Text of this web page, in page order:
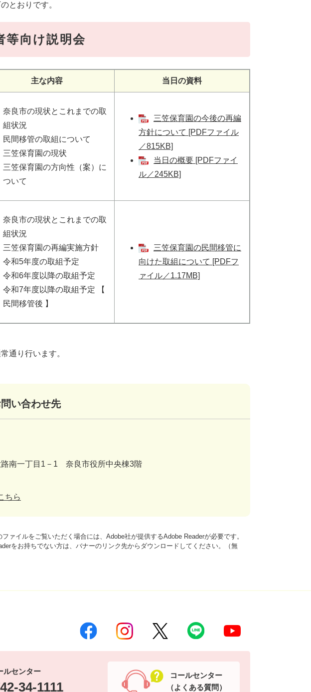
とおりです。
等向け説明会
主な内容 当日の資料
奈良市の現状とこれまでの取
組状況
民間移管の取組について
三笠保育園の現状
三笠保育園の方向性（案）に
ついて
三笠保育園の今後の再編
方針について [PDFファイル
／815KB]
当日の概要 [PDFファイ
ル／245KB]
奈良市の現状とこれまでの取
組状況
三笠保育園の再編実施方針
令和5年度の取組予定
令和6年度以降の取組予定
令和7年度以降の取組予定 【
民間移管後 】
三笠保育園の民間移管に
向けた取組について [PDFフ
ァイル／1.17MB]
通り行います。
い合わせ先
路南一丁目1－1 奈良市役所中央棟3階
ちら
ファイルをご覧いただく場合には、Adobe社が提供するAdobe Readerが必要です。
をお持ちでない方は、バナーのリンク先からダウンロードしてください。（無
ルセンター
34-1111
コールセンター
（よくある質問）